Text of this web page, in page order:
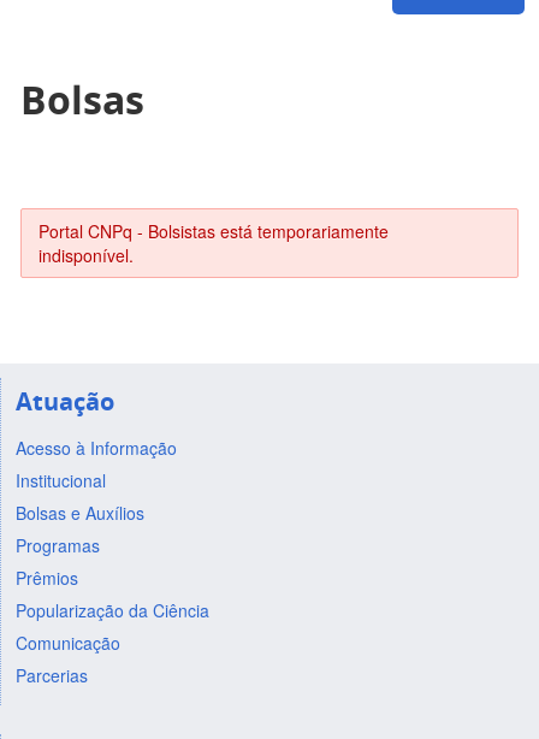
Bolsas
Portal CNPq - Bolsistas está temporariamente
indisponível.
Atuação
Acesso à Informação
Institucional
Bolsas e Auxílios
Programas
Prêmios
Popularização da Ciência
Comunicação
Parcerias